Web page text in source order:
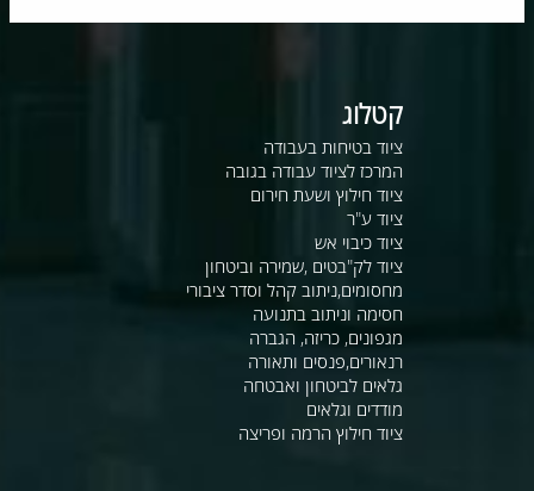
קטלוג
ציוד בטיחות בעבודה
המרכז לציוד עבודה בגובה
ציוד חילוץ ושעת חירום
ציוד ע"ר
ציוד כיבוי אש
ציוד לק"בטים ,שמירה וביטחון
מחסומים,ניתוב קהל וסדר ציבורי
חסימה וניתוב בתנועה
מגפונים, כריזה, הגברה
רנאורים,פנסים ותאורה
גלאים לביטחון ואבטחה
מודדים וגלאים
ציוד חילוץ הרמה ופריצה